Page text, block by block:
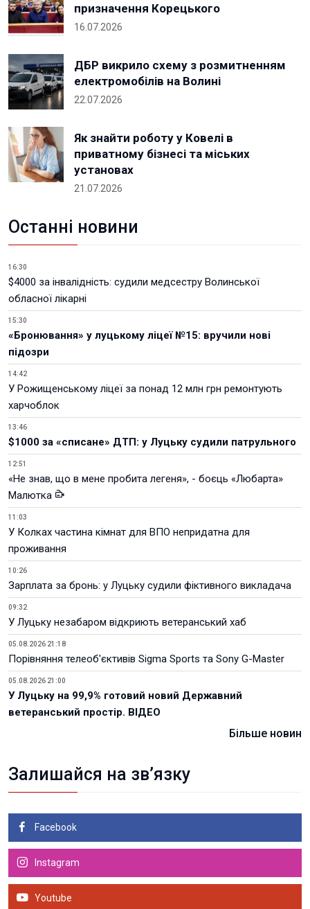
призначення Корецького
16.07.2026
ДБР викрило схему з розмитненням
електромобілів на Волині
22.07.2026
Як знайти роботу у Ковелі в
приватному бізнесі та міських
установах
21.07.2026
Останні новини
16:30
$4000 за інвалідність: судили медсестру Волинської
обласної лікарні
15:30
«Бронювання» у луцькому ліцеї №15: вручили нові
підозри
14:42
У Рожищенському ліцеї за понад 12 млн грн ремонтують
харчоблок
13:46
$1000 за «списане» ДТП: у Луцьку судили патрульного
12:51
«Не знав, що в мене пробита легеня», - боєць «Любарта»
Малютка
11:03
У Колках частина кімнат для ВПО непридатна для
проживання
10:26
Зарплата за бронь: у Луцьку судили фіктивного викладача
09:32
У Луцьку незабаром відкриють ветеранський хаб
05.08.2026 21:18
Порівняння телеоб'єктивів Sigma Sports та Sony G-Master
05.08.2026 21:00
У Луцьку на 99,9% готовий новий Державний
ветеранський простір. ВІДЕО
Більше новин
Залишайся на зв’язку
Facebook
Instagram
Youtube